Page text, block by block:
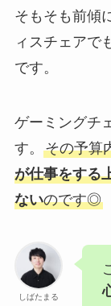
そもそも前傾
ィスチェアで
です。
ゲーミングチ
す。 その予算
が仕事をする
ないのです◎
しばたまる